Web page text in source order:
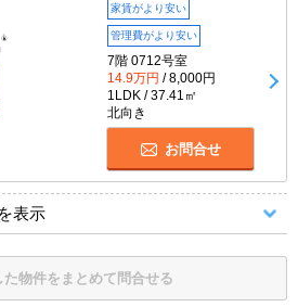
家賃がより安い
管理費がより安い
7階 0712号室
14.9万円 / 8,000円
1LDK / 37.41㎡
北向き
お問合せ
表示
た物件をまとめて問合せる